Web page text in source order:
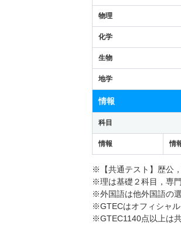
物理
化学
生物
地学
情報
科目
情報 情
※【共通テスト】歴公
※理は基礎２科目，専
※外国語は他外国語の
※GTECはオフィシャ
※GTEC1140点以上は